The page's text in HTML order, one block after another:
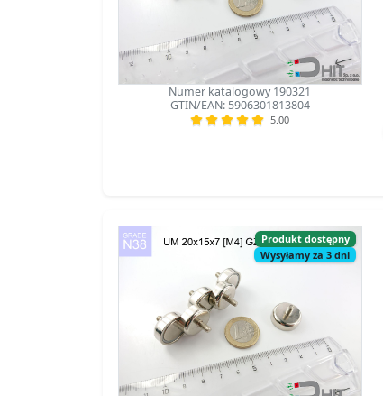
Numer katalogowy 190321
GTIN/EAN: 5906301813804
5.00
Produkt dostępny
Wysyłamy za 3 dni